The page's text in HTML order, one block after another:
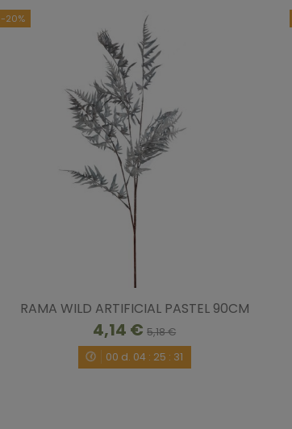
-20%
RAMA WILD ARTIFICIAL PASTEL 90CM
4,14 €5,18 €
00d. 04: 25: 30